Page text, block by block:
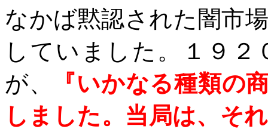
なかば黙認された闇市
していました。１９
が、
『いかなる種類の
しました。当局は、そ